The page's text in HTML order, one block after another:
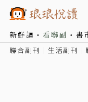
新鮮讀 看聯副 書
聯合副刊 生活副刊